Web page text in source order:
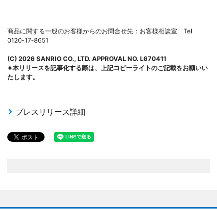
商品に関する一般のお客様からのお問合せ先：お客様相談室 Tel
0120-17-8651
(C) 2026 SANRIO CO., LTD. APPROVAL NO. L670411
※本リリースを記事化する際は、上記コピーライトのご記載をお願いい
たします。
プレスリリース詳細